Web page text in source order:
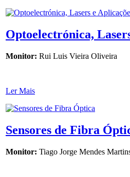
Optoelectrónica,
Monitor: Rui Luis Vieira Oliveira
Ler Mais
Sensores de Fibra
Monitor: Tiago Jorge Mendes